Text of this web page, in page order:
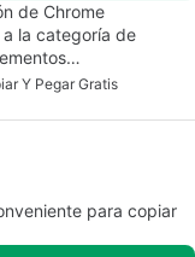
de Chrome
la categoría de
Y Pegar Gratis
para copiar